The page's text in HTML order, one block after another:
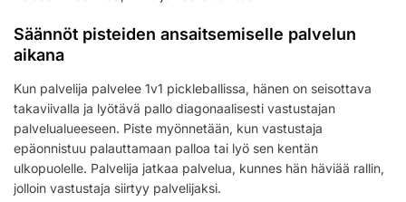
Säännöt pisteiden ansaitsemiselle palvelun
aikana
Kun palvelija palvelee 1v1 pickleballissa, hänen on seisottava
takaviivalla ja lyötävä pallo diagonaalisesti vastustajan
palvelualueeseen. Piste myönnetään, kun vastustaja
epäonnistuu palauttamaan palloa tai lyö sen kentän
ulkopuolelle. Palvelija jatkaa palvelua, kunnes hän häviää rallin,
jolloin vastustaja siirtyy palvelijaksi.